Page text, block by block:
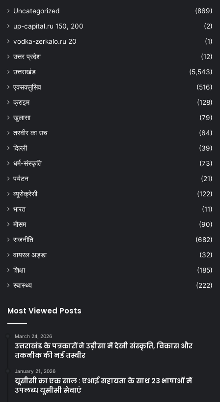
Uncategorized
(869)
up-capital.ru 150, 200
(2)
vodka-zerkalo.ru 20
(1)
उत्तर प्रदेश
(12)
उत्तराखंड
(5,543)
एक्सक्लुसिव
(516)
क्राइम
(128)
खुलासा
(79)
तस्वीर का सच
(64)
दिल्ली
(39)
धर्म-संस्कृति
(73)
पर्यटन
(21)
ब्यूरोक्रेसी
(122)
भारत
(11)
मौसम
(90)
राजनीति
(682)
वायरल अड्डा
(32)
शिक्षा
(185)
स्वास्थ्य
(222)
Most Viewed Posts
March 24, 2026
उत्तराखंड के पत्रकारों ने उड़ीसा में देखी संस्कृति, विकास और
तकनीक की नई तस्वीर
January 21, 2026
यूसीसी का एक साल : एआई सहायता के साथ 23 भाषाओं में
उपलब्ध यूसीसी सेवाएं